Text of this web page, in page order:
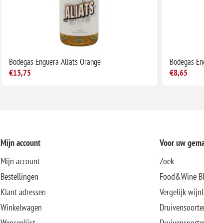
Bodegas Enguera Aliats Orange
€13,75
Bodegas
€8,65
Mijn account
Mijn account
Bestellingen
Klant adressen
Winkelwagen
Voor uw
Zoek
Food&Wine
Vergelijk